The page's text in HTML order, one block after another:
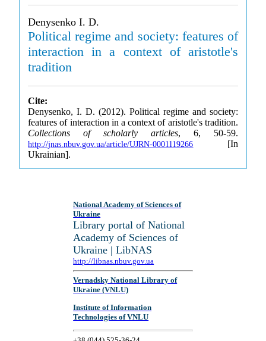
Denysenko I. D.
Political regime and society: features of
interaction in a context of aristotle's
tradition
Cite:
Denysenko, I. D. (2012). Political regime and society:
features of interaction in a context of aristotle's tradition.
Collections of scholarly articles, 6, 50-59.
http://jnas.nbuv.gov.ua/article/UJRN-0001119266 [In
Ukrainian].
National Academy of Sciences of
Ukraine
Library portal of National
Academy of Sciences of
Ukraine | LibNAS
http://libnas.nbuv.gov.ua
Vernadsky National Library of
Ukraine (VNLU)
Institute of Information
Technologies of VNLU